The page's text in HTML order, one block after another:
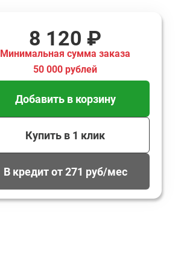
8 120 ₽
Минимальная сумма заказа
50 000 рублей
Добавить в корзину
Купить в 1 клик
В кредит от 271 руб/мес